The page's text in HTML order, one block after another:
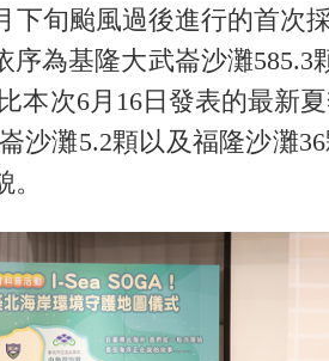
下旬颱風過後進行的首次
序為基隆大武崙沙灘
本次6月16日發表的最新
沙灘5.2顆以及福隆沙灘